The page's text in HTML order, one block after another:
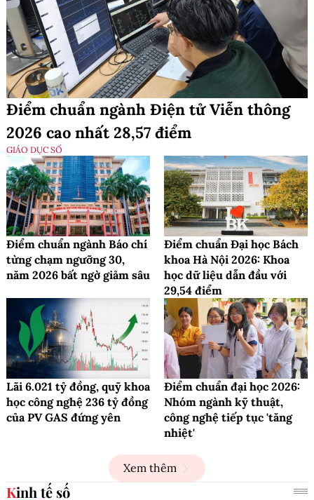
Điểm chuẩn ngành Điện tử Viễn thông
2026 cao nhất 28,57 điểm
GIÁO DỤC SỐ
Điểm chuẩn ngành Báo chí
từng chạm ngưỡng 30,
năm 2026 bất ngờ giảm sâu
Điểm chuẩn Đại học Bách
khoa Hà Nội 2026: Khoa
học dữ liệu dẫn đầu với
29,54 điểm
Lãi 6.021 tỷ đồng, quỹ khoa
học công nghệ 236 tỷ đồng
của PV GAS đứng yên
Điểm chuẩn đại học 2026:
Nhóm ngành kỹ thuật,
công nghệ tiếp tục 'tăng
nhiệt'
Xem thêm
Kinh tế số